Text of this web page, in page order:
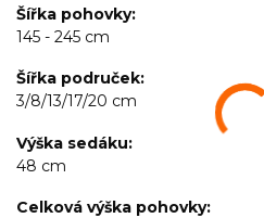
Šířka pohovky
145 - 245 cm
Šířka područek
3/8/13/17/20 cm
Výška sedáku
48 cm
Celková výška pohovky